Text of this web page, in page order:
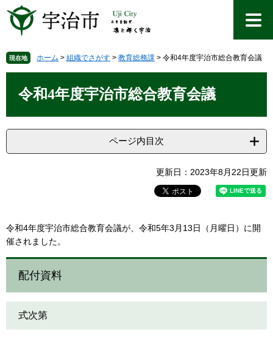
先を
文
現在地 ホーム > 組織でさがす > 教育総務課 > 令和4年度宇治市総合教育会議
令和4年度宇治市総合教育会議
ページ内目次
更新日：2023年8月22日更新
令和4年度宇治市総合教育会議が、令和5年3月13日（月曜日）に開
催されました。
配付資料
式次第